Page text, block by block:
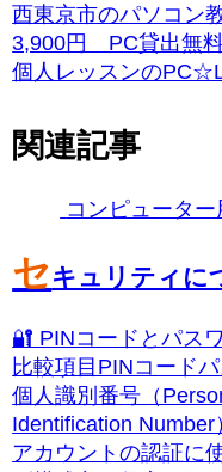
西東京市のパソコン
3,900円 PC貸出無
個人レッスンの
関連記事
コンピューター
セ キュリティに
🔐 PINコードとパス
比較項目PINコード
個人識別番号（
Identification Number
アカウントの認証に